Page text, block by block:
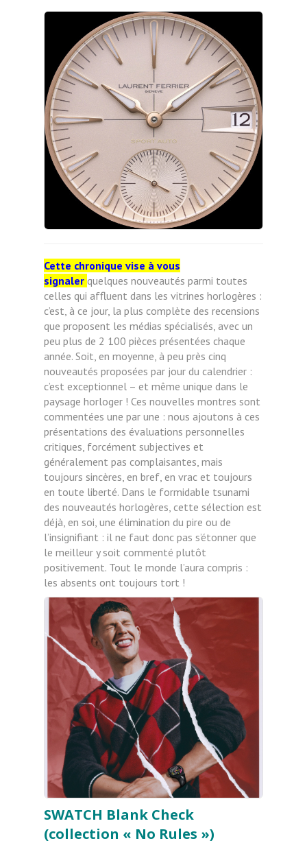
Cette chronique vise à vous
signaler quelques nouveautés parmi toutes
celles qui affluent dans les vitrines horlogères :
c’est, à ce jour, la plus complète des recensions
que proposent les médias spécialisés, avec un
peu plus de 2 100 pièces présentées chaque
année. Soit, en moyenne, à peu près cinq
nouveautés proposées par jour du calendrier :
c’est exceptionnel – et même unique dans le
paysage horloger ! Ces nouvelles montres sont
commentées une par une : nous ajoutons à ces
présentations des évaluations personnelles
critiques, forcément subjectives et
généralement pas complaisantes, mais
toujours sincères, en bref, en vrac et toujours
en toute liberté. Dans le formidable tsunami
des nouveautés horlogères, cette sélection est
déjà, en soi, une élimination du pire ou de
l’insignifiant : il ne faut donc pas s’étonner que
le meilleur y soit commenté plutôt
positivement. Tout le monde l’aura compris :
les absents ont toujours tort !
SWATCH Blank Check
(collection « No Rules »)